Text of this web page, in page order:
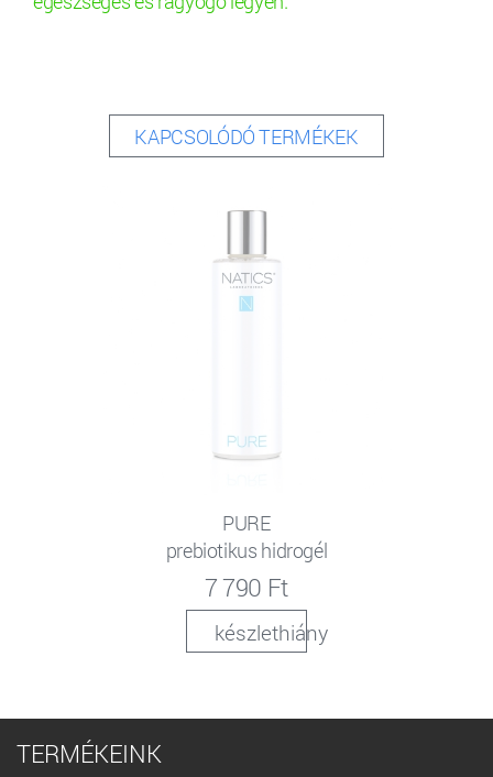
KAPCSOLÓDÓ TERMÉKEK
PURE
prebiotikus hidrogél
7 790 Ft
készlethiány
TERMÉKEINK